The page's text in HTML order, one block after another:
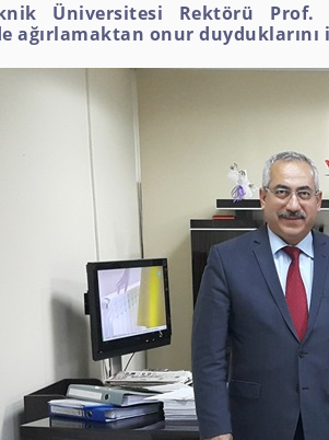
Üniversitesi Rektörü
ağırlamaktan onur duyduklarını